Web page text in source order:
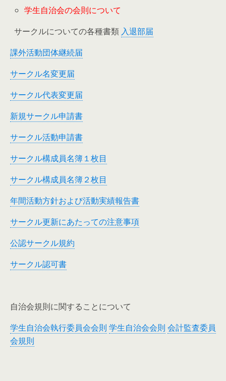
学生自治会の会則について
サークルについての各種書類 入退部届
課外活動団体継続届
サークル名変更届
サークル代表変更届
新規サークル申請書
サークル活動申請書
サークル構成員名簿１枚目
サークル構成員名簿２枚目
年間活動方針および活動実績報告書
サークル更新にあたっての注意事項
公認サークル規約
サークル認可書
自治会規則に関することについて
学生自治会執行委員会会則 学生自治会会則 会計監査委員
会規則